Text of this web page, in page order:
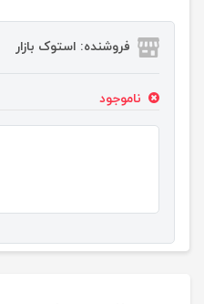
فروشنده: استوک بازار
ناموجود